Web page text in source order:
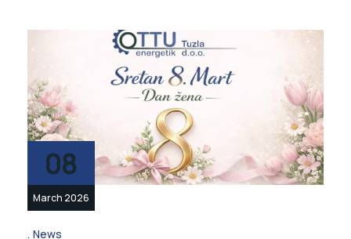
08
March 2026
News